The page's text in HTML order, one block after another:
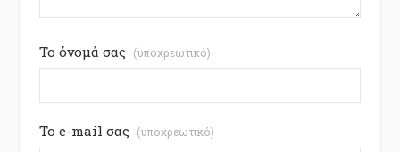
Το όνομά σας (υποχρεωτικό)
Το e-mail σας (υποχρεωτικό)